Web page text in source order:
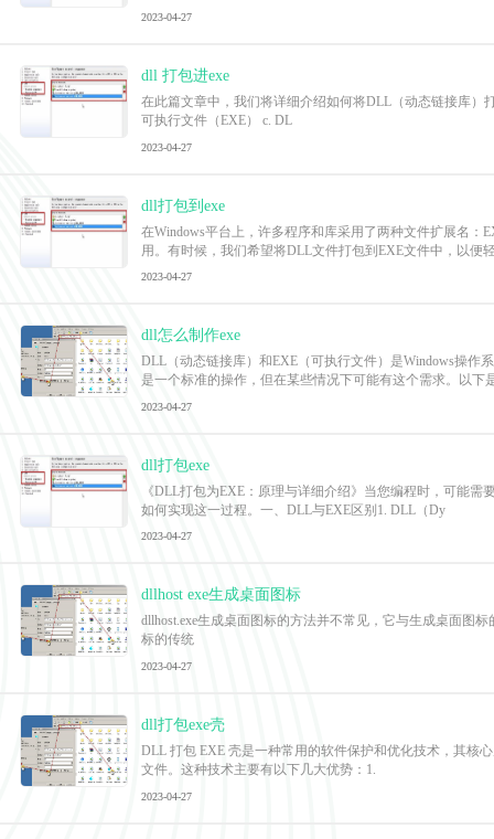
2023-04-27
dll 打包进exe
在此篇文章中，我们将详细介绍如何将DLL（动态链接库）
可执行文件（EXE） c. DL
2023-04-27
dll打包到exe
在Windows平台上，许多程序和库采用了两种文件扩展名
用。有时候，我们希望将DLL文件打包到EXE文件中，以便
2023-04-27
dll怎么制作exe
DLL（动态链接库）和EXE（可执行文件）是Windows操作
是一个标准的操作，但在某些情况下可能有这个需求。以下
2023-04-27
dll打包exe
《DLL打包为EXE：原理与详细介绍》当您编程时，可能
如何实现这一过程。一、DLL与EXE区别1. DLL（Dy
2023-04-27
dllhost exe生成桌面图标
dllhost.exe生成桌面图标的方法并不常见，它与生成桌面图
标的传统
2023-04-27
dll打包exe壳
DLL 打包 EXE 壳是一种常用的软件保护和优化技术，其核
文件。这种技术主要有以下几大优势：1.
2023-04-27